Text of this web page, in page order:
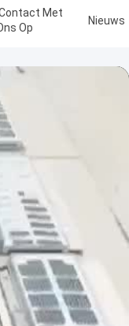
Met
Op
Nieuws